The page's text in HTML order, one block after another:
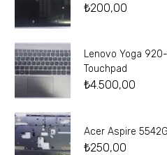
₺200,00
Lenovo Yoga
Touchpad
₺4.500,00
Acer Aspire
₺250,00